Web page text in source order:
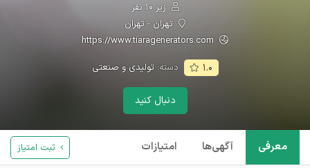
زیر ۱۰ نفر
تهران - تهران
۱.۰ دسته:تولیدی و صنعتی
دنبال کنید
معرفی آگهی‌ها امتیازات ثبت امتیاز